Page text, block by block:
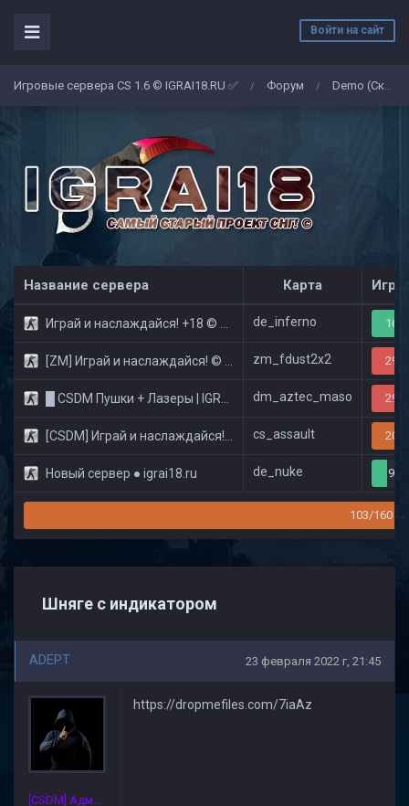
Войти на сайт
Игровые сервера CS 1.6 © IGRAI18.RU ✅ / Форум / Demo (Скриншоты)
Название сервера Карта
Играй и наслаждайся! +18 © Public de_inferno 16/
[ZM] Играй и наслаждайся! © Zombie Show zm_fdust2x2 29/
█ CSDM Пушки + Лазеры | IGRAI18.RU ツ █ dm_aztec_maso 29/
[CSDM] Играй и наслаждайся! © Classic cs_assault 20/
Новый сервер ● igrai18.ru de_nuke 9/
103/160
Шняге c индикатором
ADEPT 23 февраля 2022 г, 21:45
[CSDM] Администратор
https://dropmefiles.com/7iaAz